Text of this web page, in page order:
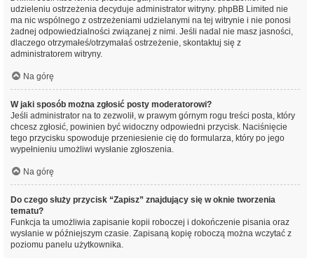
udzieleniu ostrzeżenia decyduje administrator witryny. phpBB Limited nie
ma nic wspólnego z ostrzeżeniami udzielanymi na tej witrynie i nie ponosi
żadnej odpowiedzialności związanej z nimi. Jeśli nadal nie masz jasności,
dlaczego otrzymałeś/otrzymałaś ostrzeżenie, skontaktuj się z
administratorem witryny.
Na górę
W jaki sposób można zgłosić posty moderatorowi?
Jeśli administrator na to zezwolił, w prawym górnym rogu treści posta, który
chcesz zgłosić, powinien być widoczny odpowiedni przycisk. Naciśnięcie
tego przycisku spowoduje przeniesienie cię do formularza, który po jego
wypełnieniu umożliwi wysłanie zgłoszenia.
Na górę
Do czego służy przycisk “Zapisz” znajdujący się w oknie tworzenia
tematu?
Funkcja ta umożliwia zapisanie kopii roboczej i dokończenie pisania oraz
wysłanie w późniejszym czasie. Zapisaną kopię roboczą można wczytać z
poziomu panelu użytkownika.